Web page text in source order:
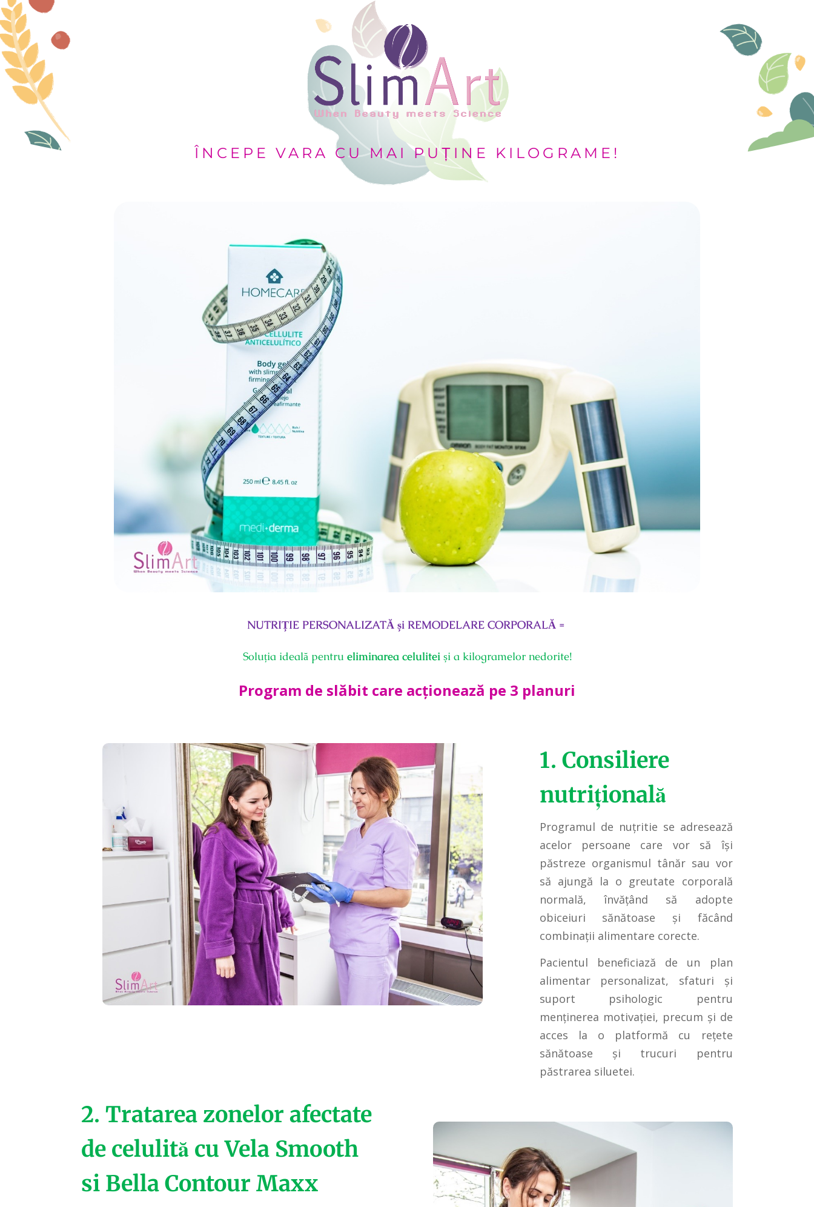
ÎNCEPE VARA CU MAI PUȚINE KILOGRAME!
NUTRIȚIE PERSONALIZATĂ și REMODELARE CORPORALĂ =
Soluția ideală pentru eliminarea celulitei și a kilogramelor nedorite!
Program de slăbit care acționează pe 3 planuri
1. Consiliere
nutrițională
Programul de nuțritie se adresează
acelor persoane care vor să își
păstreze organismul tânăr sau vor
să ajungă la o greutate corporală
normală, învățând să adopte
obiceiuri sănătoase și făcând
combinații alimentare corecte.
Pacientul beneficiază de un plan
alimentar personalizat, sfaturi și
suport psihologic pentru
menținerea motivației, precum și de
acces la o platformă cu rețete
sănătoase și trucuri pentru
păstrarea siluetei.
2. Tratarea zonelor afectate
de celulită cu Vela Smooth
si Bella ContourMaxx